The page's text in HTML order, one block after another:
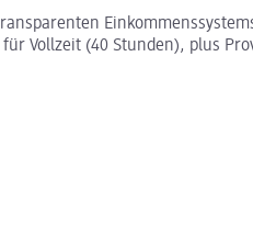
Vollzeit (40 Stunden), plus